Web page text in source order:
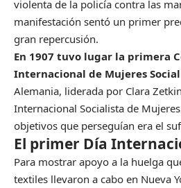
violenta de la policía contra las
manifestación sentó un primer
gran repercusión.
En 1907 tuvo lugar la primera
Internacional de Mujeres
Alemania, liderada por Clara
Internacional Socialista de
objetivos que perseguían era el
El primer Día
Para mostrar apoyo a la huelga
textiles llevaron a cabo en Nueva